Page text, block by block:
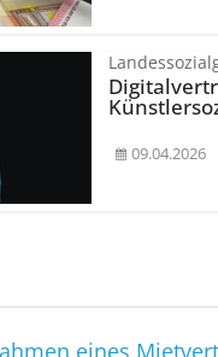
09.04.2026